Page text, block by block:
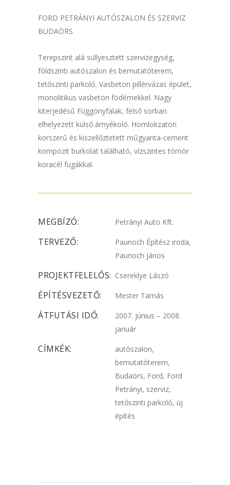
FORD PETRÁNYI AUTÓSZALON ÉS SZERVIZ
BUDAÖRS
Terepszint alá süllyesztett szervizegység,
földszinti autószalon és bemutatóterem,
tetőszinti parkoló. Vasbeton pillérvázas épület,
monolitikus vasbeton födémekkel. Nagy
kiterjedésű Függönyfalak, felső sorban
elhelyezett külső árnyékoló. Homlokzaton
korszerű és kiszellőztetett műgyanta-cement
kompozit burkolat található, vízszintes tömör
koracél fugákkal.
MEGBÍZÓ: Petrányi Auto Kft.
TERVEZŐ:
Paunoch Építész iroda,
Paunoch János
PROJEKTFELELŐS: Csereklye Lászó
ÉPÍTÉSVEZETŐ: Mester Tamás
ÁTFUTÁSI IDŐ:
2007. június – 2008.
január
CÍMKÉK:
autószalon,
bemutatóterem,
Budaörs, Ford, Ford
Petrányi, szerviz,
tetőszinti parkoló, új
építés